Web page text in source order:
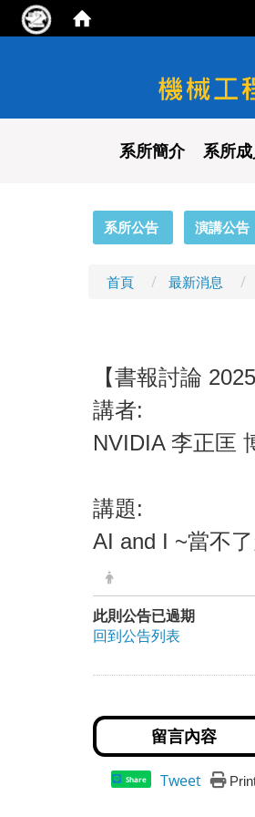
國立陽明交
系所簡介 系所成
系所公告 演講公告
首頁 最新消息
【書報討論
講者:
NVIDIA 李正匡
講題:
AI and I ~當不
此則公告已過期
回到公告列表
Share Tweet